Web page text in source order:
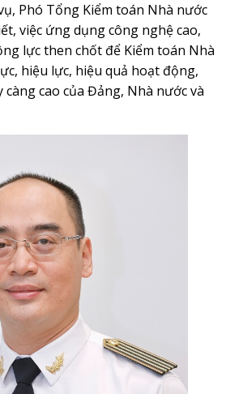
Phó Tổng Kiểm toán Nhà nước
việc ứng dụng công nghệ cao,
lực then chốt để Kiểm toán Nhà
hiệu lực, hiệu quả hoạt động,
cao của Đảng, Nhà nước và